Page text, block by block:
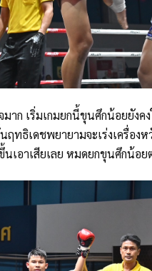
าก เริ่มเกมยกนี้ขุนศึกน้อยยัง
ทธิเดชพยายามจะเร่งเครื่อง
เอาเสียเลย หมดยกขุนศึกน้อย